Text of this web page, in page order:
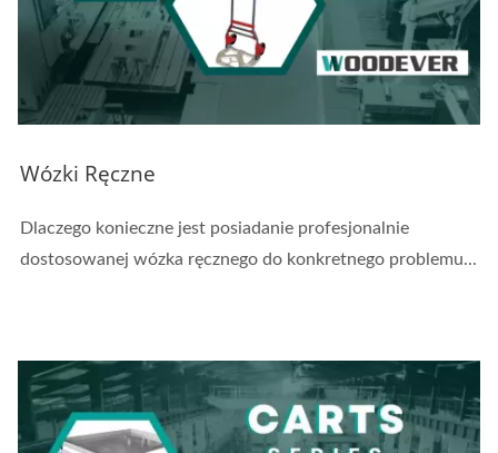
Wózki Ręczne
Dlaczego konieczne jest posiadanie profesjonalnie
dostosowanej wózka ręcznego do konkretnego problemu...